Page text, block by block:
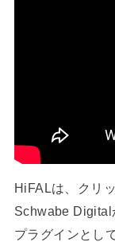
HiFALは、クリ
Schwabe Digital
プラグインとし